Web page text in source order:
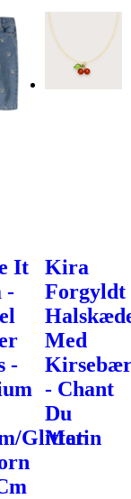
It
-
-
Glitter
Kira
Forgyldt
Med
- Chant
Du
Matin